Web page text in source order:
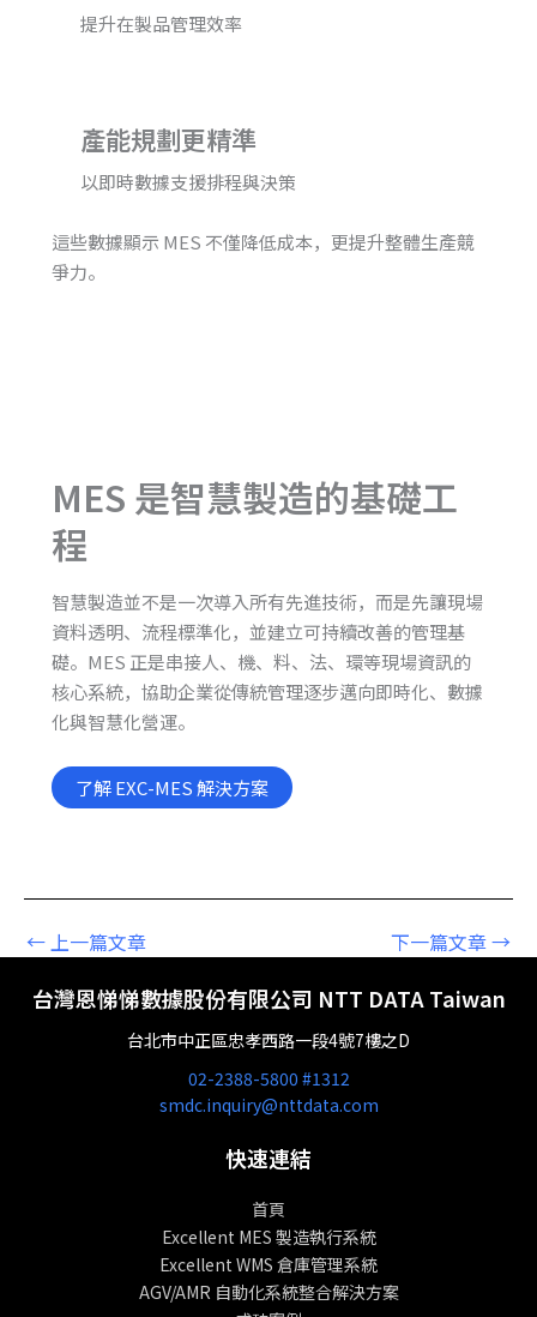
提升在製品管理效率
產能規劃更精準
以即時數據支援排程與決策
這些數據顯示 MES 不僅降低成本，更提升整體生產競
爭力。
MES 是智慧製造的基礎工
程
智慧製造並不是一次導入所有先進技術，而是先讓現場
資料透明、流程標準化，並建立可持續改善的管理基
礎。MES 正是串接人、機、料、法、環等現場資訊的
核心系統，協助企業從傳統管理逐步邁向即時化、數據
化與智慧化營運。
了解 EXC-MES 解決方案
← 上一篇文章 下一篇文章→
台灣恩悌悌數據股份有限公司 NTT DATA Taiwan
台北市中正區忠孝西路一段4號7樓之D
02-2388-5800 #1312
smdc.inquiry@nttdata.com
快速連結
首頁
Excellent MES 製造執行系統
Excellent WMS 倉庫管理系統
AGV/AMR 自動化系統整合解決方案